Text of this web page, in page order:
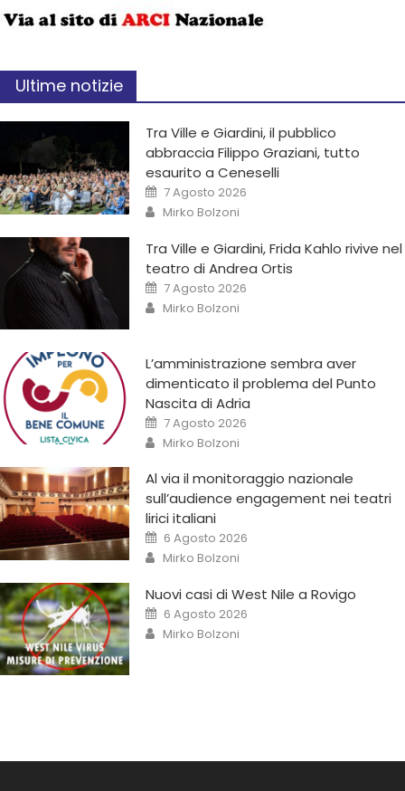
Ultime notizie
Tra Ville e Giardini, il pubblico
abbraccia Filippo Graziani, tutto
esaurito a Ceneselli
7 Agosto 2026
Mirko Bolzoni
Tra Ville e Giardini, Frida Kahlo rivive nel
teatro di Andrea Ortis
7 Agosto 2026
Mirko Bolzoni
L’amministrazione sembra aver
dimenticato il problema del Punto
Nascita di Adria
7 Agosto 2026
Mirko Bolzoni
Al via il monitoraggio nazionale
sull’audience engagement nei teatri
lirici italiani
6 Agosto 2026
Mirko Bolzoni
Nuovi casi di West Nile a Rovigo
6 Agosto 2026
Mirko Bolzoni